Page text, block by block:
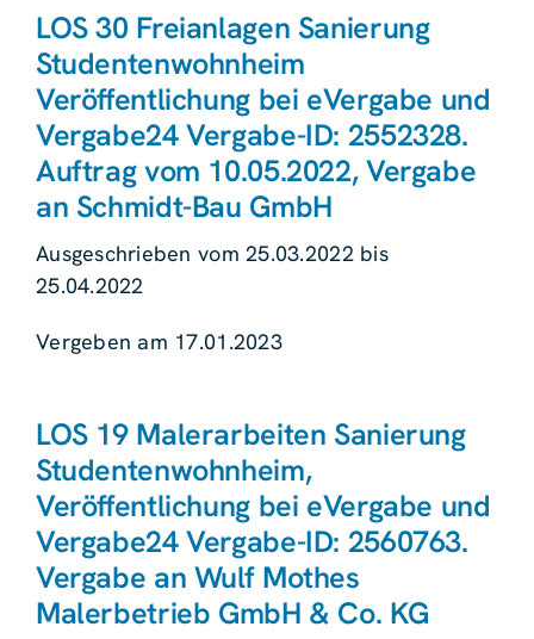
LOS 30 Freianlagen Sanierung
Studentenwohnheim
Veröffentlichung bei eVergabe und
Vergabe24 Vergabe-ID: 2552328.
Auftrag vom 10.05.2022, Vergabe
an Schmidt-Bau GmbH
Ausgeschrieben vom 25.03.2022 bis
25.04.2022
Vergeben am 17.01.2023
LOS 19 Malerarbeiten Sanierung
Studentenwohnheim,
Veröffentlichung bei eVergabe und
Vergabe24 Vergabe-ID: 2560763.
Vergabe an Wulf Mothes
Malerbetrieb GmbH & Co. KG